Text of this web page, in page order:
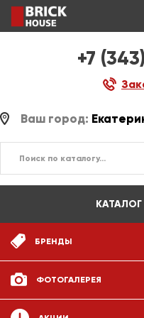
+7
Ваш город:
БРЕНДЫ
ФОТОГАЛЕРЕЯ